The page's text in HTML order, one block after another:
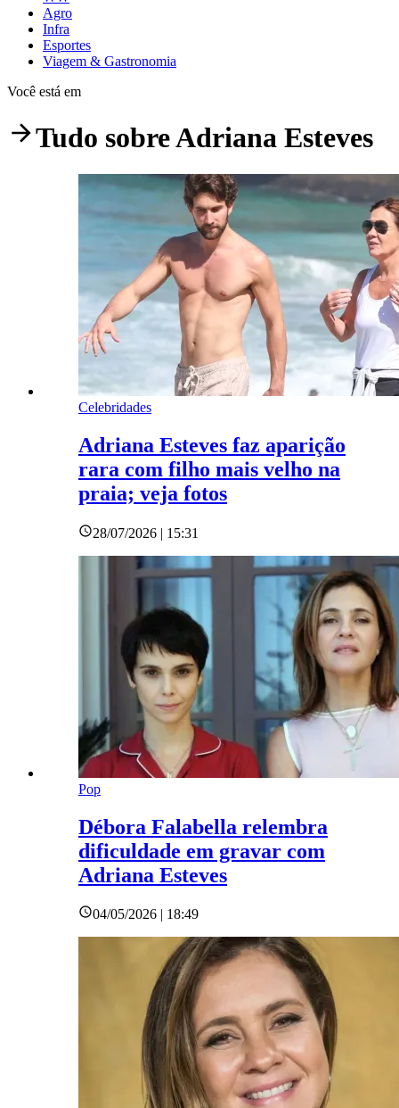
Agro
Infra
Esportes
Viagem & Gastronomia
Você está em
Tudo sobreAdriana Esteves
Celebridades
Adriana Esteves faz aparição
rara com filho mais velho na
praia; veja fotos
28/07/2026 | 15:31
Pop
Débora Falabella relembra
dificuldade em gravar com
Adriana Esteves
04/05/2026 | 18:49